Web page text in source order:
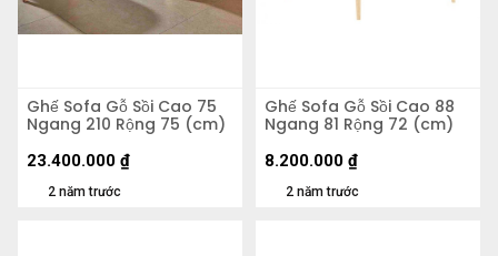
Ghế Sofa Gỗ Sồi Cao 75
Ngang 210 Rộng 75 (cm)
2 năm trước
23.400.000 ₫
Ghế Sofa Gỗ Sồi Cao 88
Ngang 81 Rộng 72 (cm)
2 năm trước
8.200.000 ₫